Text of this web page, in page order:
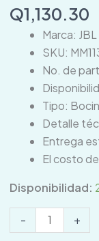
Q1,130.30
Marca: JBL
SKU:
No. de
Tipo:
Detalle
Entrega
El costo
Disponibilidad:
-
Azul
cantidad
+